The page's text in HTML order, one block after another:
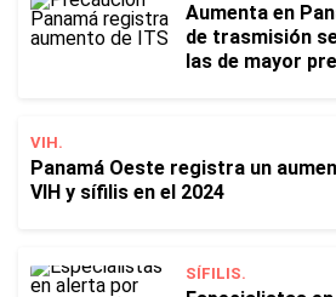
Aumenta en
de trasmisión
las de mayor
VIH.
Panamá Oeste registra un
VIH y sífilis en el 2024
SÍFILIS.